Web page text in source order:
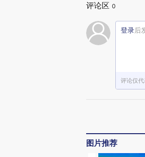
评论区 0
登录后
评论仅
图片推荐